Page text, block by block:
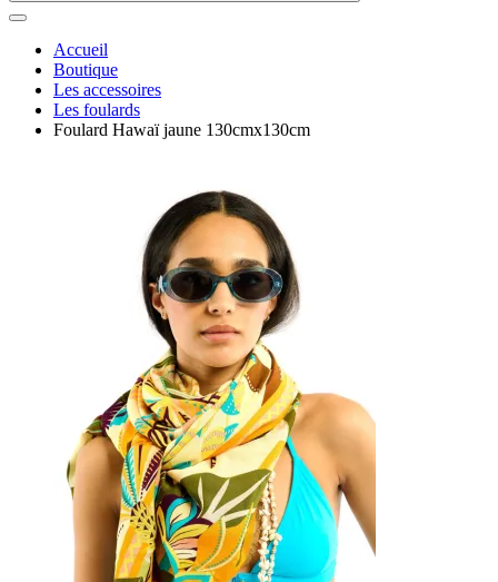
Accueil
Boutique
Les accessoires
Les foulards
Foulard Hawaï jaune 130cmx130cm